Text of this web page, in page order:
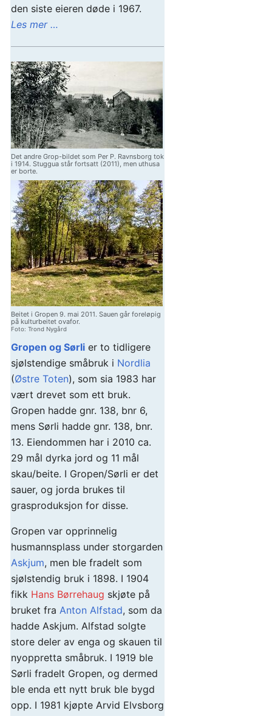
den siste eieren døde i 1967.
Les mer …
Det andre Grop-bildet som Per P. Ravnsborg tok
i 1914. Stuggua står fortsatt (2011), men uthusa
er borte.
Beitet i Gropen 9. mai 2011. Sauen går foreløpig
på kulturbeitet ovafor.
Foto: Trond Nygård
Gropen og Sørli er to tidligere
sjølstendige småbruk i Nordlia
(Østre Toten), som sia 1983 har
vært drevet som ett bruk.
Gropen hadde gnr. 138, bnr 6,
mens Sørli hadde gnr. 138, bnr.
13. Eiendommen har i 2010 ca.
29 mål dyrka jord og 11 mål
skau/beite. I Gropen/Sørli er det
sauer, og jorda brukes til
grasproduksjon for disse.
Gropen var opprinnelig
husmannsplass under storgarden
Askjum, men ble fradelt som
sjølstendig bruk i 1898. I 1904
fikk Hans Børrehaug skjøte på
bruket fra Anton Alfstad, som da
hadde Askjum. Alfstad solgte
store deler av enga og skauen til
nyoppretta småbruk. I 1919 ble
Sørli fradelt Gropen, og dermed
ble enda ett nytt bruk ble bygd
opp. I 1981 kjøpte Arvid Elvsborg